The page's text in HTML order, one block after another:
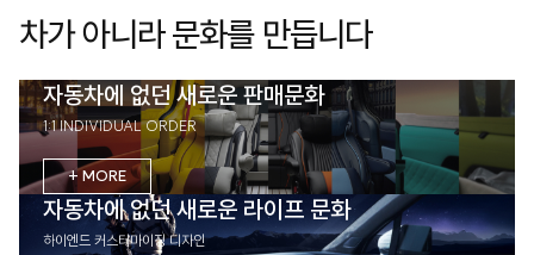
차가 아니라 문화를 만듭니다
자동차에 없던 새로운 판매문화
1:1 INDIVIDUAL ORDER
+ MORE
자동차에 없던 새로운 라이프 문화
하이엔드 커스터마이징 디자인